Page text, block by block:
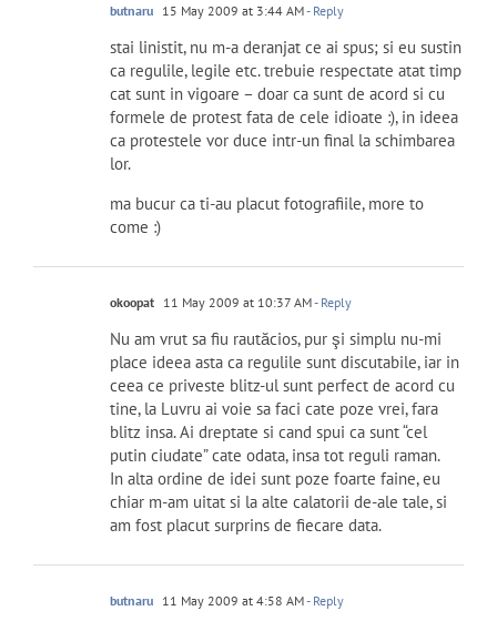
butnaru 15 May 2009 at 3:44 AM- Reply
stai linistit, nu m-a deranjat ce ai spus; si eu sustin
ca regulile, legile etc. trebuie respectate atat timp
cat sunt in vigoare – doar ca sunt de acord si cu
formele de protest fata de cele idioate :), in ideea
ca protestele vor duce intr-un final la schimbarea
lor.
ma bucur ca ti-au placut fotografiile, more to
come :)
okoopat 11 May 2009 at 10:37 AM- Reply
Nu am vrut sa fiu rautăcios, pur şi simplu nu-mi
place ideea asta ca regulile sunt discutabile, iar in
ceea ce priveste blitz-ul sunt perfect de acord cu
tine, la Luvru ai voie sa faci cate poze vrei, fara
blitz insa. Ai dreptate si cand spui ca sunt “cel
putin ciudate” cate odata, insa tot reguli raman.
In alta ordine de idei sunt poze foarte faine, eu
chiar m-am uitat si la alte calatorii de-ale tale, si
am fost placut surprins de fiecare data.
butnaru 11 May 2009 at 4:58 AM- Reply